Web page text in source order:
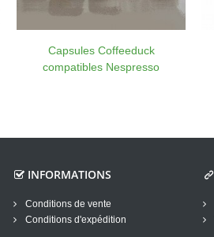
Capsules Coffeeduck
compatibles Nespresso
INFORMATIONS
Conditions de vente
Conditions d'expédition